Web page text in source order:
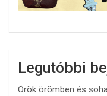
Legutóbbi
Örök örömben és